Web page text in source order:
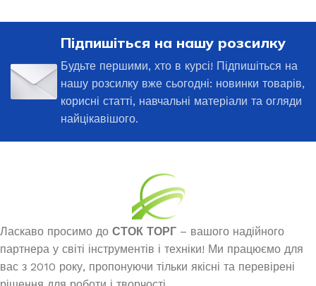
Підпишіться на нашу розсилку
Будьте першими, хто в курсі! Підпишіться на
нашу розсилку вже сьогодні: новинки товарів,
корисні статті, навчальні матеріали та огляди
найцікавішого.
Ласкаво просимо до СТОК ТОРГ – вашого надійного
партнера у світі інструментів і техніки! Ми працюємо для
вас з 2010 року, пропонуючи тільки якісні та перевірені